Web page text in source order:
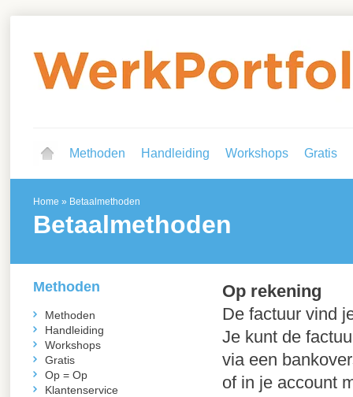
Methoden Handleiding Workshops Gratis
Home » Betaalmethoden
Betaalmethoden
Op rekening
De factuur vind
Je kunt de
via een
of in je account
Methoden
Methoden
Handleiding
Workshops
Gratis
Op = Op
Klantenservice